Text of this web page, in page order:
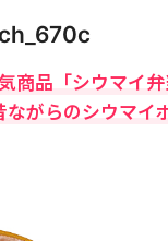
商品「シウマイ
がらのシウマイ